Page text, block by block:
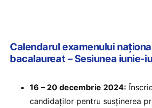
Calendarul examenului
bacalaureat – Sesiunea iunie-
16 – 20 decembrie 2024:
candidaților pentru susținerea